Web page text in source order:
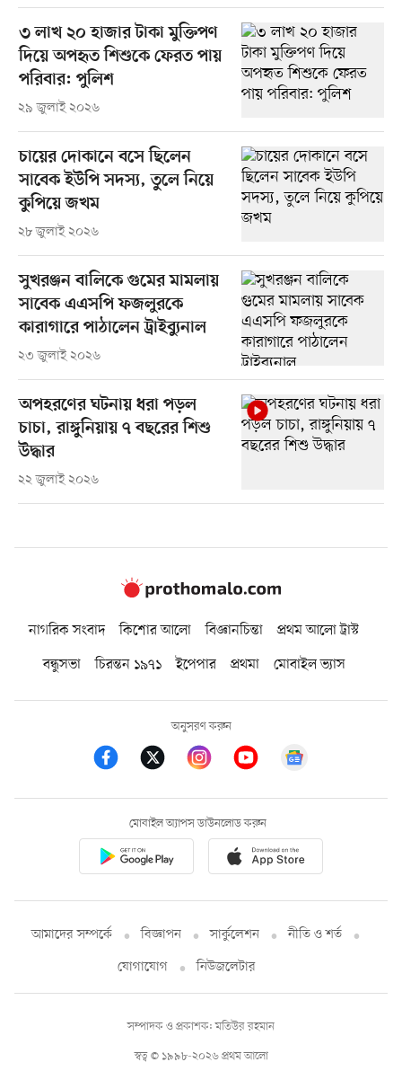
৩ লাখ ২০ হাজার টাকা মুক্তিপণ
দিয়ে অপহৃত শিশুকে ফেরত পায়
পরিবার: পুলিশ
২৯ জুলাই ২০২৬
চায়ের দোকানে বসে ছিলেন
সাবেক ইউপি সদস্য, তুলে নিয়ে
কুপিয়ে জখম
২৮ জুলাই ২০২৬
সুখরঞ্জন বালিকে গুমের মামলায়
সাবেক এএসপি ফজলুরকে
কারাগারে পাঠালেন ট্রাইব্যুনাল
২৩ জুলাই ২০২৬
অপহরণের ঘটনায় ধরা পড়ল
চাচা, রাঙ্গুনিয়ায় ৭ বছরের শিশু
উদ্ধার
২২ জুলাই ২০২৬
নাগরিক সংবাদ কিশোর আলো বিজ্ঞানচিন্তা
প্রথম আলো ট্রাস্ট
বন্ধুসভা
চিরন্তন ১৯৭১ ইপেপার প্রথমা মোবাইল ভ্যাস
অনুসরণ করুন
মোবাইল অ্যাপস ডাউনলোড করুন
আমাদের সম্পর্কে বিজ্ঞাপন সার্কুলেশন
নীতি ও শর্ত
যোগাযোগ
নিউজলেটার
স্বত্ব © ১৯৯৮-২০২৬ প্রথম আলো
সম্পাদক ও প্রকাশক: মতিউর রহমান